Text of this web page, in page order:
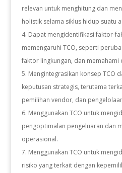
relevan untuk menghitung dan
holistik selama siklus hidup suatu
Dapat mengidentifikasi faktor-
memengaruhi TCO, seperti
faktor lingkungan, dan memahami
Mengintegrasikan konsep TCO
keputusan strategis, terutama
pemilihan vendor, dan
Menggunakan TCO untuk
pengoptimalan pengeluaran dan
operasional.
Menggunakan TCO untuk
risiko yang terkait dengan